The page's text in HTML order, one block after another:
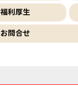
福利厚生
お問合せ